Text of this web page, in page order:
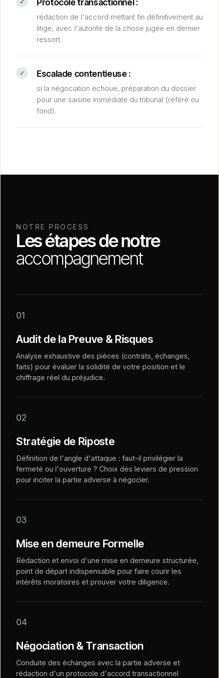
Protocole transactionnel :
rédaction de l'accord mettant fin définitivement au
litige, avec l'autorité de la chose jugée en dernier
ressort.
Escalade contentieuse :
si la négociation échoue, préparation du dossier
pour une saisine immédiate du tribunal (référé ou
fond).
NOTRE PROCESS
Les étapes de notre
accompagnement
01
Audit de la Preuve & Risques
Analyse exhaustive des pièces (contrats, échanges,
faits) pour évaluer la solidité de votre position et le
chiffrage réel du préjudice.
02
Stratégie de Riposte
Définition de l'angle d'attaque : faut-il privilégier la
fermeté ou l'ouverture ? Choix des leviers de pression
pour inciter la partie adverse à négocier.
03
Mise en demeure Formelle
Rédaction et envoi d'une mise en demeure structurée,
point de départ indispensable pour faire courir les
intérêts moratoires et prouver votre diligence.
04
Négociation & Transaction
Conduite des échanges avec la partie adverse et
rédaction d'un protocole d'accord transactionnel